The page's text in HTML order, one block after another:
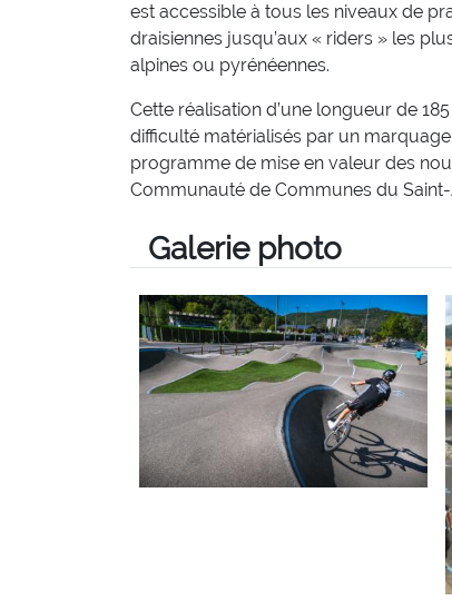
est accessible à tous les niveaux de
draisiennes jusqu’aux « riders » les
alpines ou pyrénéennes.
Cette réalisation d’une longueur de
difficulté matérialisés par un
programme de mise en valeur des
Communauté de Communes du
Galerie photo